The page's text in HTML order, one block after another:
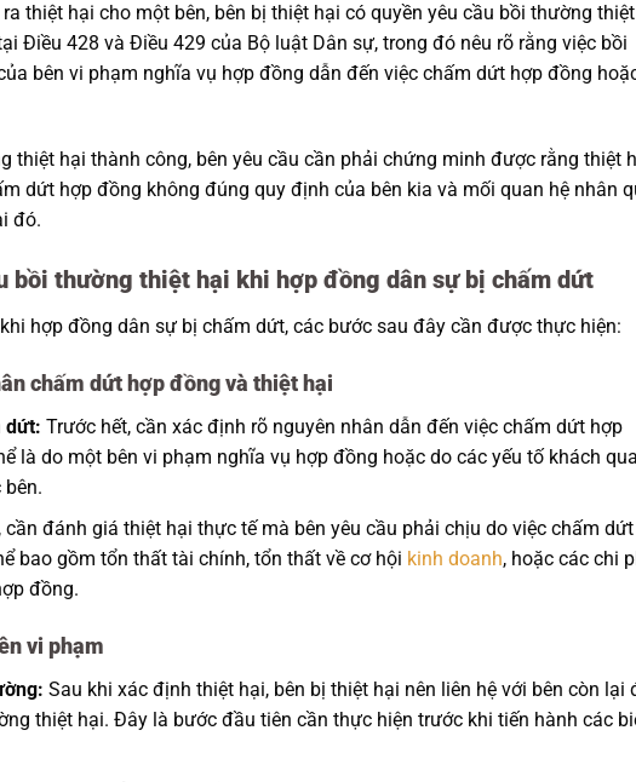
thiệt hại cho một bên, bên bị thiệt hại có quyền yêu cầu bồi thường thiệt
Điều 428 và Điều 429 của Bộ luật Dân sự, trong đó nêu rõ rằng việc bồi
bên vi phạm nghĩa vụ hợp đồng dẫn đến việc chấm dứt hợp đồng
thiệt hại thành công, bên yêu cầu cần phải chứng minh được rằng thiệt
dứt hợp đồng không đúng quy định của bên kia và mối quan hệ nhân
đó.
bồi thường thiệt hại khi hợp đồng dân sự bị chấm dứt
hợp đồng dân sự bị chấm dứt, các bước sau đây cần được thực hiện:
chấm dứt hợp đồng và thiệt hại
dứt: Trước hết, cần xác định rõ nguyên nhân dẫn đến việc chấm dứt hợp
là do một bên vi phạm nghĩa vụ hợp đồng hoặc do các yếu tố khách
cần đánh giá thiệt hại thực tế mà bên yêu cầu phải chịu do việc chấm dứt
bao gồm tổn thất tài chính, tổn thất về cơ hội kinh doanh, hoặc các chi
đồng.
vi phạm
Sau khi xác định thiệt hại, bên bị thiệt hại nên liên hệ với bên còn lại
thiệt hại. Đây là bước đầu tiên cần thực hiện trước khi tiến hành các